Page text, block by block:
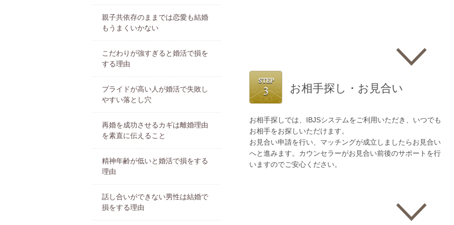
お相手探し・お見合い
お相手探しでは、IBJSシステムをご利用いただき、いつでも
お相手をお探しいただけます。
お見合い申請を行い、マッチングが成立しましたらお見合い
へと進みます。カウンセラーがお見合い前後のサポートを行
いますのでご安心ください。
親子共依存のままでは恋愛も結婚
もうまくいかない
こだわりが強すぎると婚活で損を
する理由
プライドが高い人が婚活で失敗し
やすい落とし穴
再婚を成功させるカギは離婚理由
を素直に伝えること
精神年齢が低いと婚活で損をする
理由
話し合いができない男性は結婚で
損をする理由